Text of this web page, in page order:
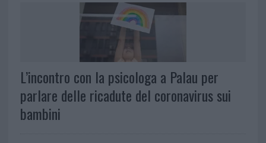
L’incontro con la psicologa a Palau per
parlare delle ricadute del coronavirus sui
bambini